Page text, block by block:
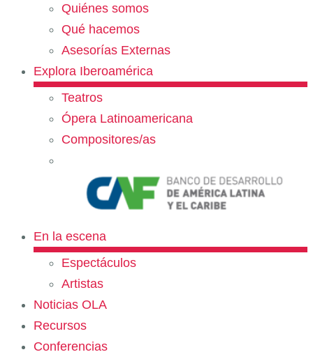
Quiénes somos
Qué hacemos
Asesorías Externas
Explora Iberoamérica
Teatros
Ópera Latinoamericana
Compositores/as
En la escena
Espectáculos
Artistas
Noticias OLA
Recursos
Conferencias